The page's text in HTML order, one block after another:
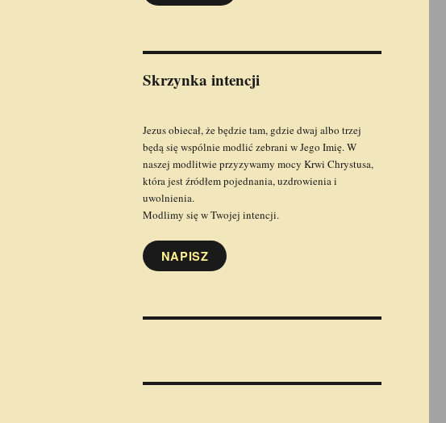
Skrzynka intencji
Jezus obiecał, że będzie tam, gdzie dwaj albo trzej
będą się wspólnie modlić zebrani w Jego Imię. W
naszej modlitwie przyzywamy mocy Krwi Chrystusa,
która jest źródłem pojednania, uzdrowienia i
uwolnienia.
Modlimy się w Twojej intencji.
NAPISZ